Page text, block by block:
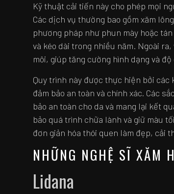
Kỹ thuật cải tiến này cho phép mọi
Các dịch vụ thường bao gồm xăm
phương pháp như phun mày hoặc
và kéo dài trong nhiều năm. Ngoài
môi, giúp tăng cường hình dạng và
Quy trình này được thực hiện bởi
đảm bảo an toàn và chính xác. Các
bảo an toàn cho da và mang lại kết
bảo quá trình chữa lành và giữ màu
đơn giản hóa thói quen làm đẹp, cải
NHỮNG NGHỆ SĨ XĂM
Lidana